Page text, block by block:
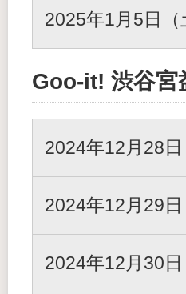
2025年1月5日（
Goo-it! 渋谷宮
2024年12月28日
2024年12月29日
2024年12月30日